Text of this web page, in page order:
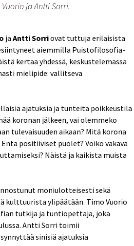
ja Antti Sorri.
ja Antti Sorriovat tuttuja erilaisista
aiemmilla Puistofilosofia-
kertaa yhdessä, keskustelemassa
mielipide: vallitseva
ajatuksia ja tunteita poikkeustila
koronan jälkeen, vai olemmeko
tulevaisuuden aikaan? Mitä korona
positiiviset puolet? Voiko vakava
Näistä ja kaikista muista
moniulotteisesti sekä
kulttuurista ylipäätään. Timo Vuorio
tutkija ja tuntiopettaja, joka
Antti Sorri toimii
sinisiä ajatuksia